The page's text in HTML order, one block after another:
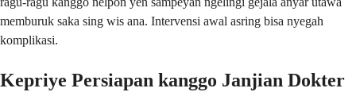
memburuk saka sing wis ana. Intervensi awal asring bisa nyegah
komplikasi.
Kepriye Persiapan kanggo Janjian Dokter